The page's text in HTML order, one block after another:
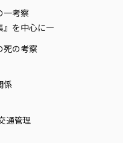
一考察
』を中心に—
死の考察
係
通管理